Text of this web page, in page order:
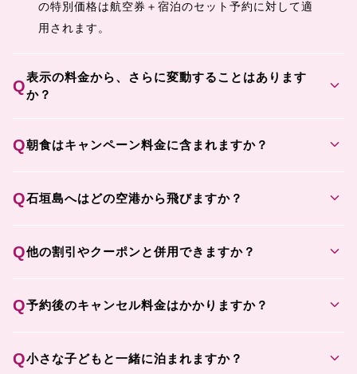
の特別価格は航空券＋宿泊のセット予約に対して適
用されます。
Q表示の料金から、さらに変動することはあります
か？
expand_more
Q朝食はキャンペーン料金に含まれますか？ expand_more
Q石垣島へはどの空港から飛びますか？ expand_more
Q他の割引やクーポンと併用できますか？ expand_more
Q予約後のキャンセル料金はかかりますか？ expand_more
Q小さな子どもと一緒に泊まれますか？ expand_more